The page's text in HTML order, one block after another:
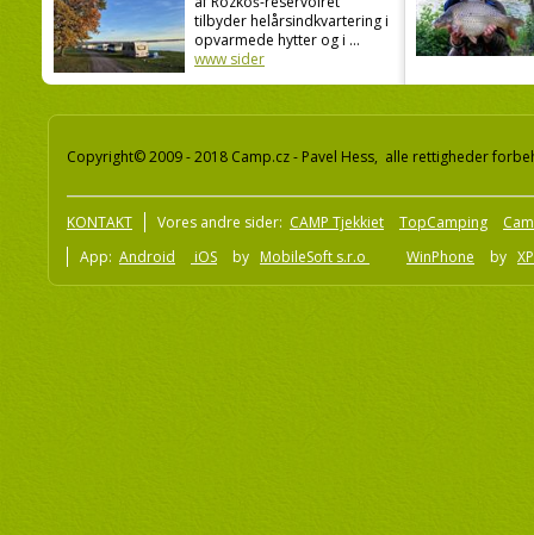
tilbyder helårsindkvartering i
opvarmede hytter og i ...
www sider
Copyright© 2009 - 2018 Camp.cz - Pavel Hess, alle rettigheder
KONTAKT Vores andre sider: CAMP Tjekkiet TopCamping
App: Android iOS by MobileSoft s.r.o WinPhone by